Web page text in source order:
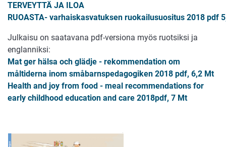
TERVEYTTÄ JA ILOA
RUOASTA- varhaiskasvatuksen ruokailusuositus 2018 pdf
Julkaisu on saatavana pdf-versiona myös ruotsiksi ja
englanniksi:
Mat ger hälsa och glädje - rekommendation om
måltiderna inom småbarnspedagogiken 2018 pdf, 6,2 Mt
Health and joy from food - meal recommendations for
early childhood education and care 2018pdf, 7 Mt